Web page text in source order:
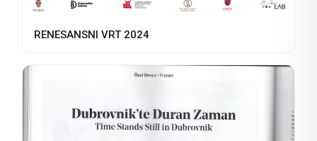
RENESANSNI VRT 2024